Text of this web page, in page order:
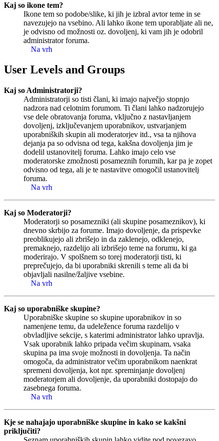
Kaj so ikone tem?
Ikone tem so podobe/slike, ki jih je izbral avtor teme in se
navezujejo na vsebino. Ali lahko ikone tem uporabljate ali ne,
je odvisno od možnosti oz. dovoljenj, ki vam jih je odobril
administrator foruma.
Na vrh
User Levels and Groups
Kaj so Administratorji?
Administratorji so tisti člani, ki imajo največjo stopnjo
nadzora nad celotnim forumom. Ti člani lahko nadzorujejo
vse dele obratovanja foruma, vključno z nastavljanjem
dovoljenj, izključevanjem uporabnikov, ustvarjanjem
uporabniških skupin ali moderatorjev itd., vsa ta njihova
dejanja pa so odvisna od tega, kakšna dovoljenja jim je
dodelil ustanovitelj foruma. Lahko imajo celo vse
moderatorske zmožnosti posameznih forumih, kar pa je zopet
odvisno od tega, ali je te nastavitve omogočil ustanovitelj
foruma.
Na vrh
Kaj so Moderatorji?
Moderatorji so posamezniki (ali skupine posameznikov), ki
dnevno skrbijo za forume. Imajo dovoljenje, da prispevke
preoblikujejo ali zbrišejo in da zaklenejo, odklenejo,
premaknejo, razdelijo ali izbrišejo teme na forumu, ki ga
moderirajo. V spolšnem so torej moderatorji tisti, ki
preprečujejo, da bi uporabniki skrenili s teme ali da bi
objavljali nasilne/žaljive vsebine.
Na vrh
Kaj so uporabniške skupine?
Uporabniške skupine so skupine uporabnikov in so
namenjene temu, da udeležence foruma razdelijo v
obvladljive sekcije, s katerimi administrator lahko upravlja.
Vsak uporabnik lahko pripada večim skupinam, vsaka
skupina pa ima svoje možnosti in dovoljenja. Ta način
omogoča, da administrator večim uporabnikom naenkrat
spremeni dovoljenja, kot npr. spreminjanje dovoljenj
moderatorjem ali dovoljenje, da uporabniki dostopajo do
zasebnega foruma.
Na vrh
Kje se nahajajo uporabniške skupine in kako se kakšni
priključiti?